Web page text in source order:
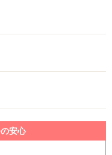
安心